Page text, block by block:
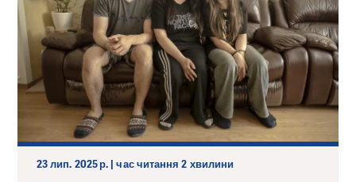
23 лип. 2025 р. | час читання 2 хвилини